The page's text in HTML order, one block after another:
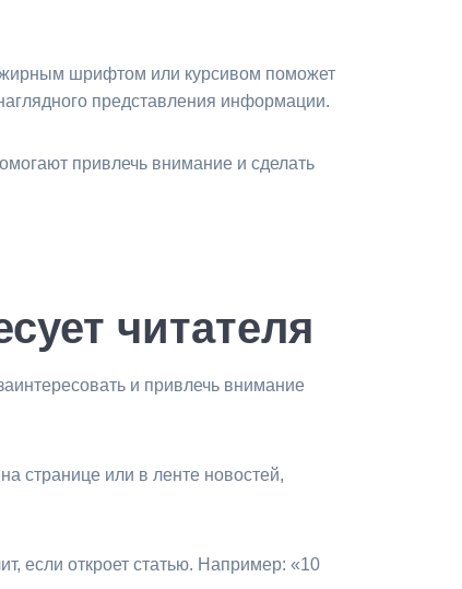
шрифтом или курсивом поможет
представления информации.
привлечь внимание и сделать
читателя
и привлечь внимание
странице или в ленте новостей,
если откроет статью. Например: «10